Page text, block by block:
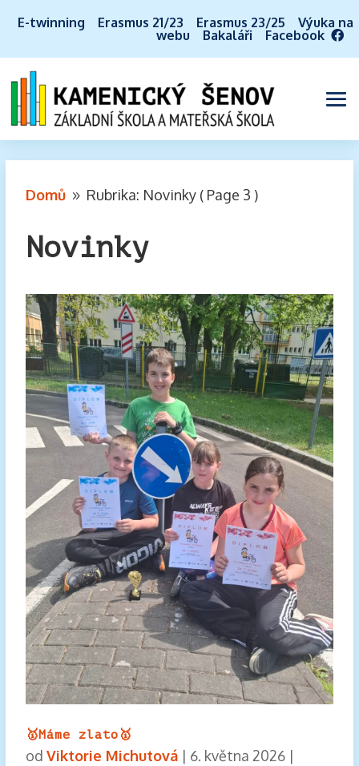
E-twinning Erasmus 21/23 Erasmus 23/25
Výuka na
webu
Bakaláři Facebook
Domů 9 Rubrika: Novinky( Page 3 )
Novinky
🥇Máme zlato🥇
od Viktorie Michutová| 6. května 2026|